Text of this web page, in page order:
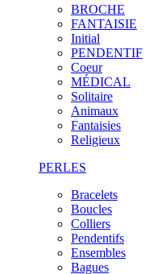
BROCHE
FANTAISIE
Initial
PENDENTIF
Coeur
MÉDICAL
Solitaire
Animaux
Fantaisies
Religieux
PERLES
Bracelets
Boucles
Colliers
Pendentifs
Ensembles
Bagues